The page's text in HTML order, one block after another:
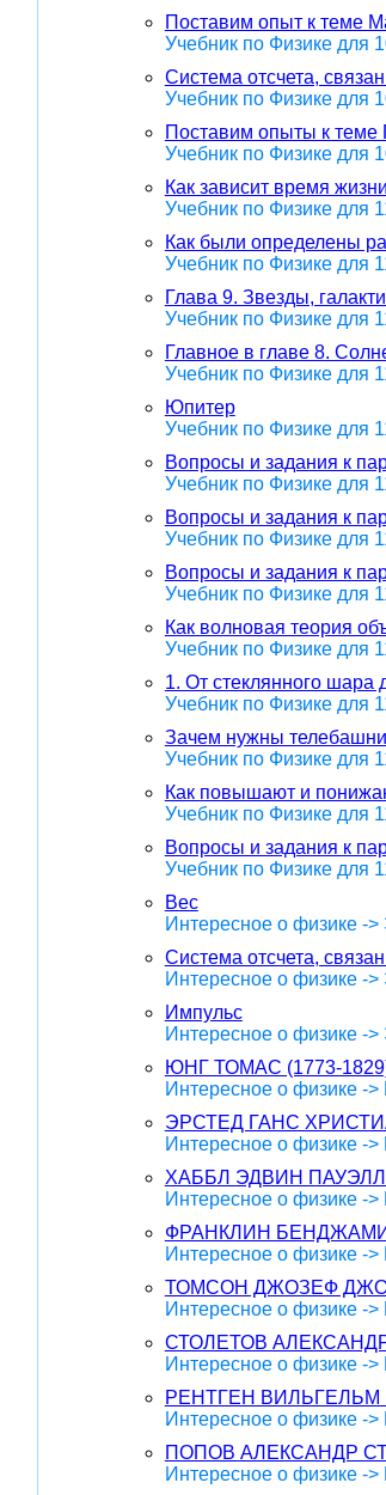
Поставим опыт к теме
Учебник по Физике для
Система отсчета,
Учебник по Физике для
Поставим опыты к теме
Учебник по Физике для
Как зависит время
Учебник по Физике для
Как были определены
Учебник по Физике для
Глава 9. Звезды,
Учебник по Физике для
Главное в главе 8.
Учебник по Физике для
Юпитер
Учебник по Физике для
Вопросы и задания к
Учебник по Физике для
Вопросы и задания к
Учебник по Физике для
Вопросы и задания к
Учебник по Физике для
Как волновая теория
Учебник по Физике для
1. От стеклянного шара
Учебник по Физике для
Зачем нужны телебашни
Учебник по Физике для
Как повышают и
Учебник по Физике для
Вопросы и задания к
Учебник по Физике для
Вес
Интересное о физике -
Система отсчета,
Интересное о физике -
Импульс
Интересное о физике -
ЮНГ ТОМАС (1773-
Интересное о физике -
ЭРСТЕД ГАНС
Интересное о физике -
ХАББЛ ЭДВИН ПАУЭЛЛ
Интересное о физике -
ФРАНКЛИН
Интересное о физике -
ТОМСОН ДЖОЗЕФ
Интересное о физике -
СТОЛЕТОВ
Интересное о физике -
РЕНТГЕН ВИЛЬГЕЛЬМ
Интересное о физике -
ПОПОВ АЛЕКСАНДР
Интересное о физике -